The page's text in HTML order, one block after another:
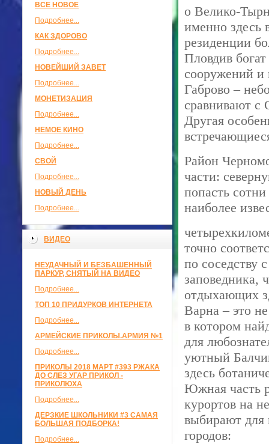
ВСЕ НОВОЕ
Подробнее...
КАК ЗДОРОВО
Подробнее...
НОВЕЙШИЙ ЗАВЕТ
Подробнее...
МОНЕТИЗАЦИЯ
Подробнее...
НЕМОЕ КИНО
Подробнее...
СВОЙ
Подробнее...
НОВЫЙ ДЕНЬ
Подробнее...
ВИДЕО
НЕУДАЧНЫЙ И БЕЗБАШЕННЫЙ
ПАРКУР, СНЯТЫЙ НА ВИДЕО
Подробнее...
ТОП 10 ПРИДУРКОВ ИНТЕРНЕТА
Подробнее...
АРМЕЙСКИЕ ПРИКОЛЫ.АРМИЯ №1
Подробнее...
ПРИКОЛЫ 2018 МАРТ #393 РЖАКА
ДО СЛЕЗ УГАР ПРИКОЛ -
ПРИКОЛЮХА
Подробнее...
ДЕРЗКИЕ ШКОЛЬНИКИ #3 САМАЯ
БОЛЬШАЯ ПОДБОРКА!
Подробнее...
о Велико-
именно здесь
резиденции
Пловдив
сооружений и
Габрово –
сравнивают с
Другая
Район
части:
попасть
наиболее
точно
по соседству
заповедника,
отдыхающих
Варна – это
в котором
для
уютный
здесь
Южная часть
курортов на
выбирают для
городов: